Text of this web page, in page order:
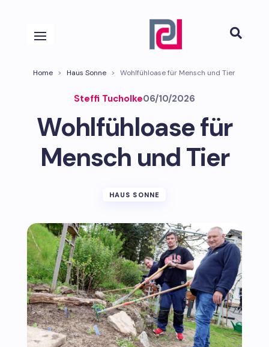

Home > Haus Sonne > Wohlfühloase für Mensch und Tier
Steffi Tucholke06/10/2026
Wohlfühloase für
Mensch und Tier
HAUS SONNE